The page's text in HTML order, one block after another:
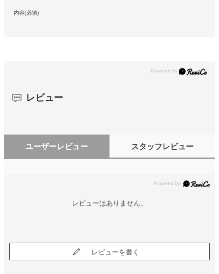
内容(必須)
レビュー
ユーザーレビュー スタッフレビュー
レビューはありません。
レビューを書く